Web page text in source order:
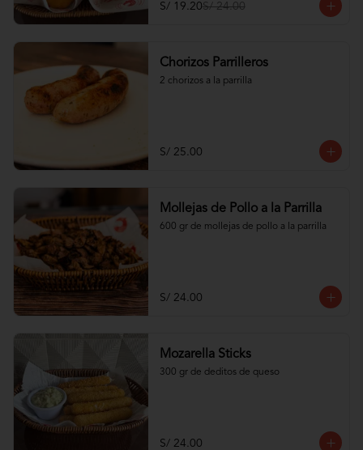
S/ 19.20S/ 24.00
Chorizos Parrilleros
2 chorizos a la parrilla
S/ 25.00
Mollejas de Pollo a la Parrilla
600 gr de mollejas de pollo a la parrilla
S/ 24.00
Mozarella Sticks
300 gr de deditos de queso
S/ 24.00